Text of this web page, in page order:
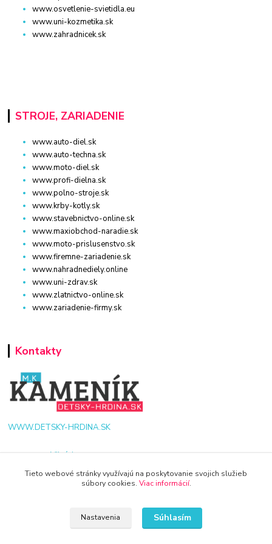
www.osvetlenie-svietidla.eu
www.uni-kozmetika.sk
www.zahradnicek.sk
STROJE, ZARIADENIE
www.auto-diel.sk
www.auto-techna.sk
www.moto-diel.sk
www.profi-dielna.sk
www.polno-stroje.sk
www.krby-kotly.sk
www.stavebnictvo-online.sk
www.maxiobchod-naradie.sk
www.moto-prislusenstvo.sk
www.firemne-zariadenie.sk
www.nahradnediely.online
www.uni-zdrav.sk
www.zlatnictvo-online.sk
www.zariadenie-firmy.sk
Kontakty
WWW.DETSKY-HRDINA.SK
Viktória
+421 940 949 000
Tieto webové stránky využívajú na poskytovanie svojich služieb
súbory cookies. Viac informácií.
Nastavenia Súhlasím